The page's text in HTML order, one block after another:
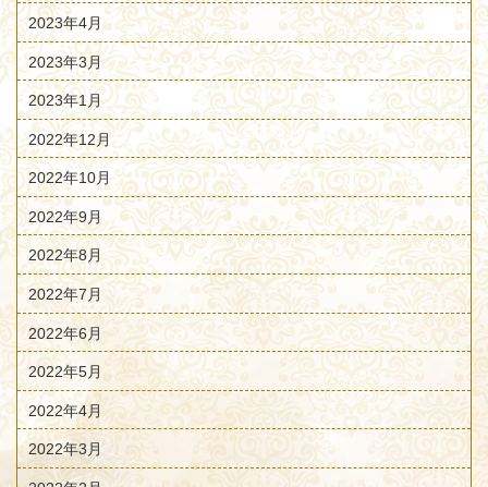
2023年4月
2023年3月
2023年1月
2022年12月
2022年10月
2022年9月
2022年8月
2022年7月
2022年6月
2022年5月
2022年4月
2022年3月